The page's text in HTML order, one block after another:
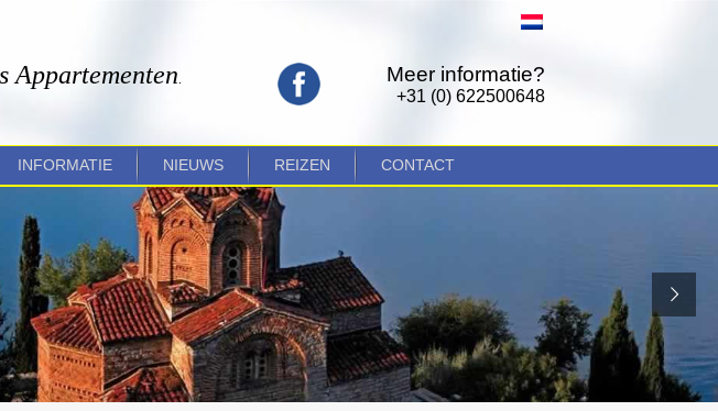
Appartementen Meer informatie?
+31 (0) 622500648
INFORMATIE NIEUWS REIZEN CONTACT